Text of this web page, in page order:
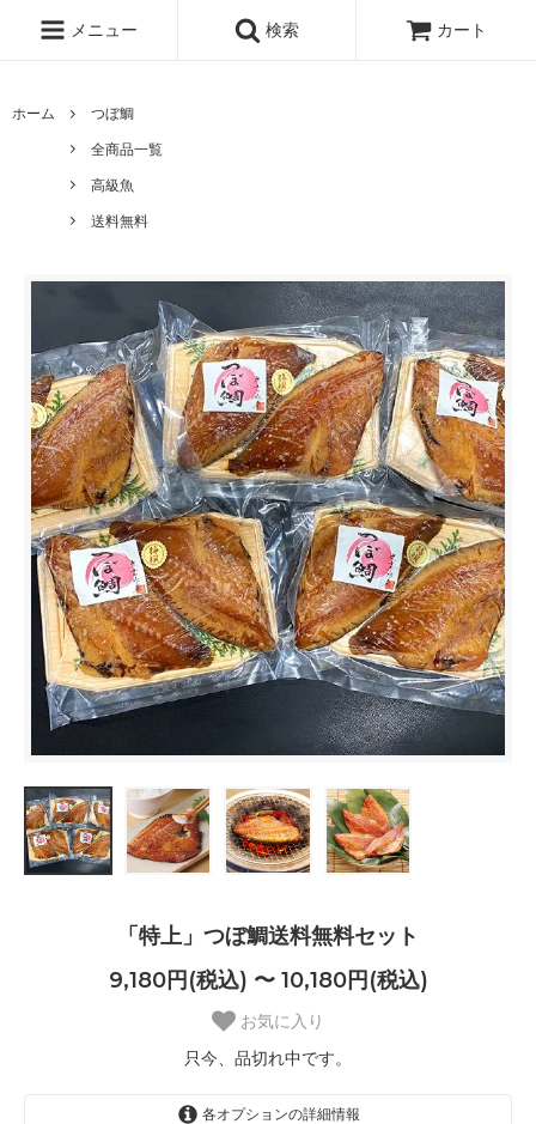
メニュー 検索 カート
ホーム
つぼ鯛
全商品一覧
高級魚
送料無料
「特上」つぼ鯛送料無料セット
9,180円(税込) 〜 10,180円(税込)
お気に入り
只今、品切れ中です。
各オプションの詳細情報